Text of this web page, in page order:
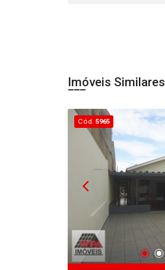
Imóveis Similares
Cód. 5965